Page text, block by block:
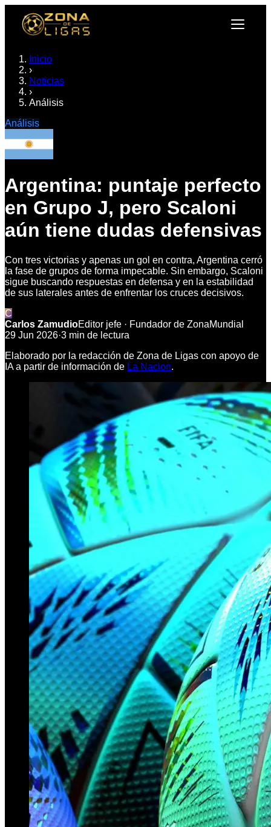
Inicio
›
Noticias
›
Análisis
Análisis
Argentina: puntaje perfecto
en Grupo J, pero Scaloni
aún tiene dudas defensivas
Con tres victorias y apenas un gol en contra, Argentina cerró
la fase de grupos de forma impecable. Sin embargo, Scaloni
sigue buscando respuestas en defensa y en la estabilidad
de sus laterales antes de enfrentar los cruces decisivos.
C
Carlos ZamudioEditor jefe · Fundador de ZonaMundial
29 Jun 2026·3 min de lectura
Elaborado por la redacción de Zona de Ligas con apoyo de
IA a partir de información de La Nacion.